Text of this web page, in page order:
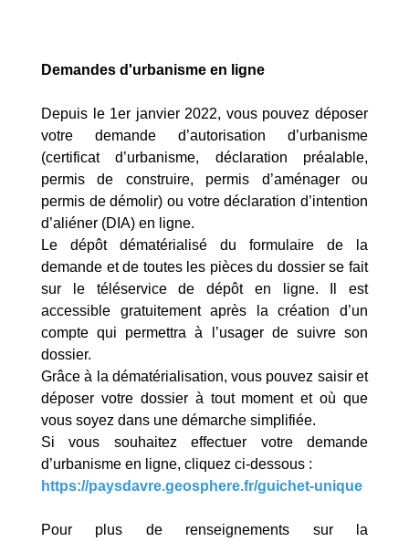
Demandes d'urbanisme en ligne
Depuis le 1er janvier 2022, vous pouvez déposer
votre demande d’autorisation d’urbanisme
(certificat d’urbanisme, déclaration préalable,
permis de construire, permis d’aménager ou
permis de démolir) ou votre déclaration d’intention
d’aliéner (DIA) en ligne.
Le dépôt dématérialisé du formulaire de la
demande et de toutes les pièces du dossier se fait
sur le téléservice de dépôt en ligne. Il est
accessible gratuitement après la création d’un
compte qui permettra à l’usager de suivre son
dossier.
Grâce à la dématérialisation, vous pouvez saisir et
déposer votre dossier à tout moment et où que
vous soyez dans une démarche simplifiée.
Si vous souhaitez effectuer votre demande
d’urbanisme en ligne, cliquez ci-dessous :
https://paysdavre.geosphere.fr/guichet-unique
Pour plus de renseignements sur la